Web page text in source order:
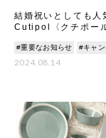
結婚祝いとしても人
Cutipol〈クチポー
も話
#重要なお知らせ #キャ
2024.08.14